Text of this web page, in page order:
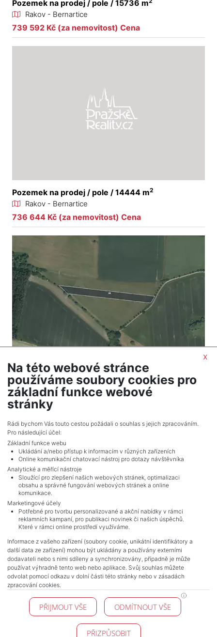
Pozemek na prodej / pole / 15736 m
Rakov - Bernartice
739 592 Kč (za nemovitost) Cena
Pozemek na prodej / pole / 14444 m2
Rakov - Bernartice
736 644 Kč (za nemovitost) Cena
Pozemek na prodej / pole / 7888 m2
Rakov - Bernartice
378 624 Kč (za nemovitost) Cena
Celkem10inzerátů.
NAVIGACE
Obchodní podmínky
Ochrana osobních údajů
Realitní kanceláře
Kontakt
Zpracování cookies
KONTAKT
Pražské reality
140 00 Praha 4
x
Na této webové stránce
používáme soubory cookies pro
základní funkce webové
stránky
Rádi bychom Vás touto cestou požádali o souhlas s jejich zpracováním.
Pro následující účel:
Základní funkce webu
Ukládání a/nebo přístup k informacím v různých zařízeních
Online komunikační chatovací nástroj pro dotazy návštěvníka
Analytické a měřící nástroje
Sloužící pro zlepšení našich webových stránek, optimalizaci
obsahu a správné fungování webových stránek a online
komunikace.
Marketingové účely
Potřebné pro tvorbu personalizované a akční nabídky v rámci
reklamních kampaní, pro publikaci novinek či našich úspěchů.
Které v rámci online prostředí využíváme.
Informace z vašeho zařízení (soubory cookie, unikátní identifikátory a
další data ze zařízení) mohou být ukládány a používány externími
dodavateli nebo s nimi sdíleny a synchronizovány, případně je může
používat výhradně tento web nebo aplikace. Svůj souhlas můžete
odvolat pomocí odkazu v dolní části této stránky nebo v zásadách
zpracování cookies.
PŘIJMOUT VŠE ODMÍTNOUT VŠE
PŘIZPŮSOBIT